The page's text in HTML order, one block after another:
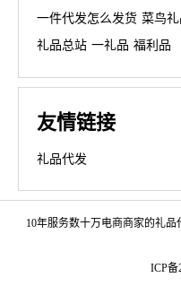
一件代发怎么发货 菜鸟礼
礼品总站 一礼品 福利品
友情链接
礼品代发
10年服务数十万电商商家的礼品
ICP备